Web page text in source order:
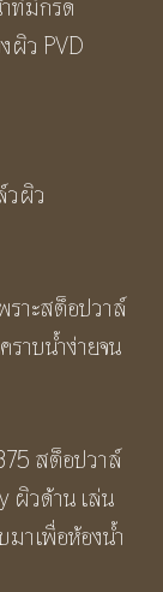
ที่มีกรด
ผิว PVD
วผิว
าะสต็อปวาล์
าบน้ำง่ายจน
สต็อปวาล์
ผิวด้าน เล่น
าเพื่อห้องน้ำ